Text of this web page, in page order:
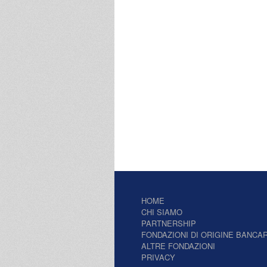
HOME
CHI SIAMO
PARTNERSHIP
FONDAZIONI DI ORIGINE
ALTRE FONDAZIONI
PRIVACY